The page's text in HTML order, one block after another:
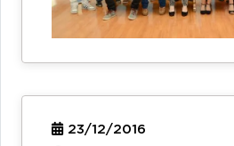
23/12/2016